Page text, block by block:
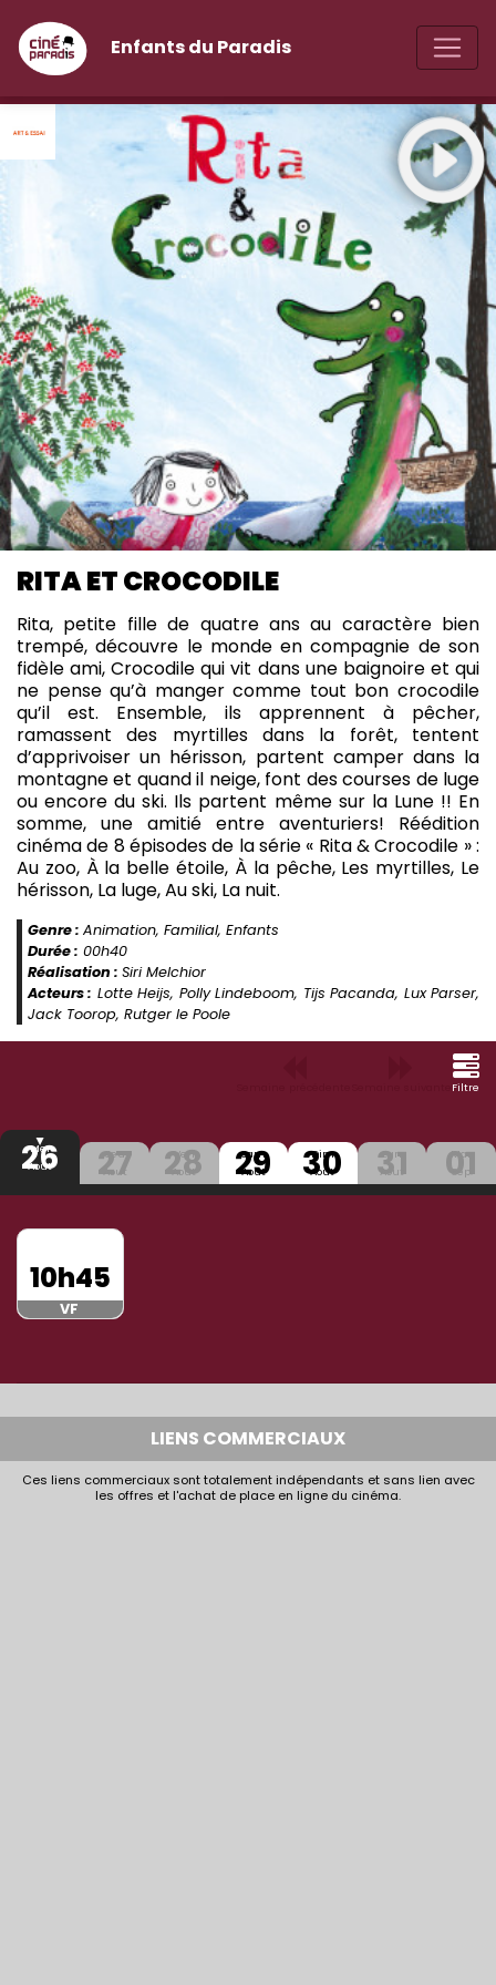
Enfants du Paradis
RITA ET CROCODILE
Rita, petite fille de quatre ans au caractère bien
trempé, découvre le monde en compagnie de son
fidèle ami, Crocodile qui vit dans une baignoire et qui
ne pense qu’à manger comme tout bon crocodile
qu’il est. Ensemble, ils apprennent à pêcher,
ramassent des myrtilles dans la forêt, tentent
d’apprivoiser un hérisson, partent camper dans la
montagne et quand il neige, font des courses de luge
ou encore du ski. Ils partent même sur la Lune !! En
somme, une amitié entre aventuriers! Réédition
cinéma de 8 épisodes de la série « Rita & Crocodile » :
Au zoo, À la belle étoile, À la pêche, Les myrtilles, Le
hérisson, La luge, Au ski, La nuit.
Genre : Animation, Familial, Enfants
Durée : 00h40
Réalisation : Siri Melchior
Acteurs : Lotte Heijs, Polly Lindeboom, Tijs Pacanda, Lux Parser,
Jack Toorop, Rutger le Poole
Filtre
Mer
26
Aout
Jeu
27
Aout
Ven
28
Aout
Sam
29
Aout
Dim
30
Aout
Lun
31
Aout
Mar
01
Sep.
10h45
VF
LIENS COMMERCIAUX
Ces liens commerciaux sont totalement indépendants et sans lien avec
les offres et l'achat de place en ligne du cinéma.